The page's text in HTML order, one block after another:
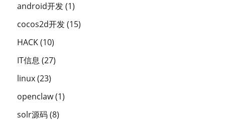
android开发(1)
cocos2d开发(15)
HACK(10)
IT信息 (27)
linux(23)
openclaw(1)
solr源码(8)